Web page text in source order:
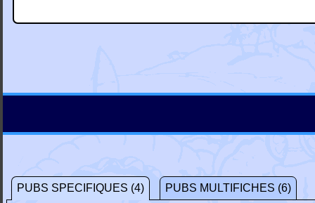
PUBS SPECIFIQUES (4) PUBS MULTIFICHES (6)